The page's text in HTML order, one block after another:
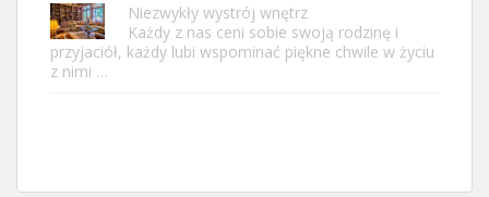
Niezwykły wystrój wnętrz
Każdy z nas ceni sobie swoją rodzinę i
przyjaciół, każdy lubi wspominać piękne chwile w życiu
z nimi …